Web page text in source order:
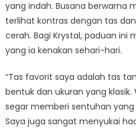
yang indah. Busana berwarna
terlihat kontras dengan tas
cerah. Bagi Krystal, paduan ini
yang ia kenakan sehari-hari.
“Tas favorit saya adalah tas
bentuk dan ukuran yang
segar memberi sentuhan
Saya juga sangat menyukai